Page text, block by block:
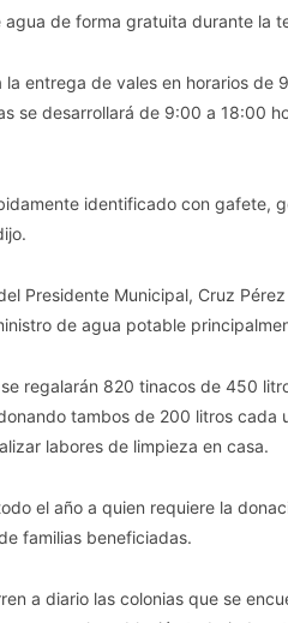
de forma gratuita durante la
entrega de vales en horarios de
se desarrollará de 9:00 a 18:00
identificado con gafete,
Presidente Municipal, Cruz
de agua potable
regalarán 820 tinacos de 450
tambos de 200 litros cada
labores de limpieza en casa.
el año a quien requiere la
familias beneficiadas.
a diario las colonias que se